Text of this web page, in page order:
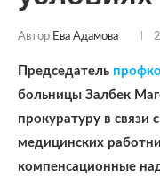
Автор Ева Адамова
Председатель
больницы Залбек
прокуратуру в связи
медицинских
компенсационные